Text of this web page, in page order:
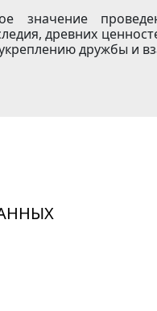
значение
древних
дружбы и